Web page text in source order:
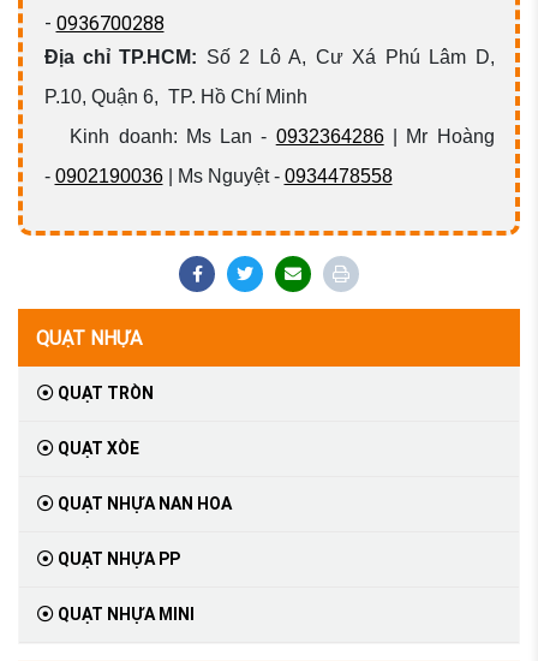
- 0936700288
Địa chỉ TP.HCM: Số 2 Lô A, Cư Xá Phú Lâm D,
P.10, Quận 6, TP. Hồ Chí Minh
Kinh doanh: Ms Lan - 0932364286| Mr Hoàng
- 0902190036| Ms Nguyệt - 0934478558
QUẠT NHỰA
QUẠT TRÒN
QUẠT XÒE
QUẠT NHỰA NAN HOA
QUẠT NHỰA PP
QUẠT NHỰA MINI